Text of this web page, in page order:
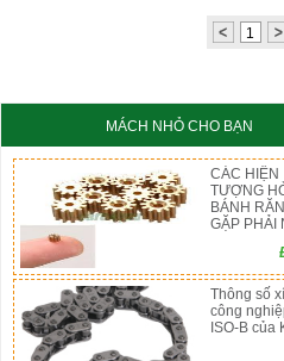
1
MÁCH NHỎ CHO BẠN
CÁC HIỆN
TƯỢNG
BÁNH
GẶP PHẢI
Thông số
công
ISO-B của